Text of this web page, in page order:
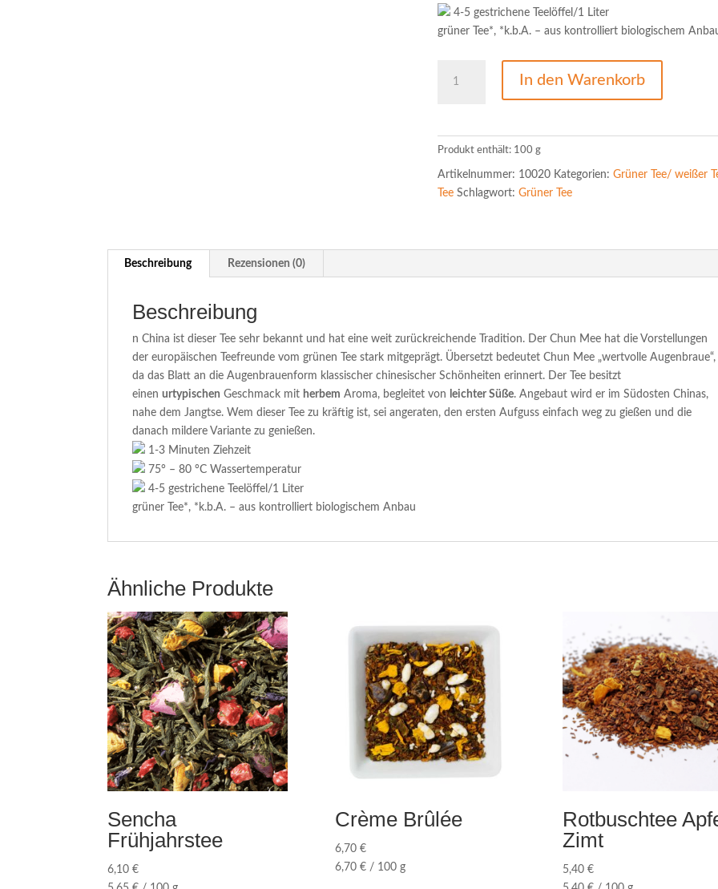
4-5 gestrichene Teelöffel/1 Liter
grüner Tee*, *k.b.A. – aus kontrolliert biologischem
DE-
ÖKO-
In den Warenkorb
Produkt enthält: 100g
Artikelnummer: 10020 Kategorien:Grüner Tee/ weißer
Tee Schlagwort:Grüner Tee
Beschreibung Rezensionen (0)
Beschreibung
n China ist dieser Tee sehr bekannt und hat eine weit zurückreichende Tradition. Der Chun Mee hat die Vorstellungen
der europäischen Teefreunde vom grünen Tee stark mitgeprägt. Übersetzt bedeutet Chun Mee „wertvolle Augenbraue“,
da das Blatt an die Augenbrauenform klassischer chinesischer Schönheiten erinnert. Der Tee besitzt
einenurtypischen Geschmack mit herbem Aroma, begleitet von leichter Süße. Angebaut wird er im Südosten Chinas,
nahe dem Jangtse. Wem dieser Tee zu kräftig ist, sei angeraten, den ersten Aufguss einfach weg zu gießen und die
danach mildere Variante zu genießen.
1-3 Minuten Ziehzeit
75° – 80 °C Wassertemperatur
4-5 gestrichene Teelöffel/1 Liter
grüner Tee*, *k.b.A. – aus kontrolliert biologischem Anbau
Ähnliche Produkte
Sencha
Frühjahrstee
6,10€
Crème Brûlée
6,70 €
6,70 €/ 100 g
Rotbuschtee
Zimt
5,40 €